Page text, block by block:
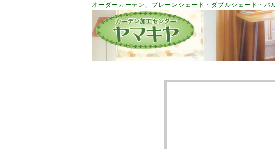
オーダーカーテン、プレーンシェード・ダブルシェード・